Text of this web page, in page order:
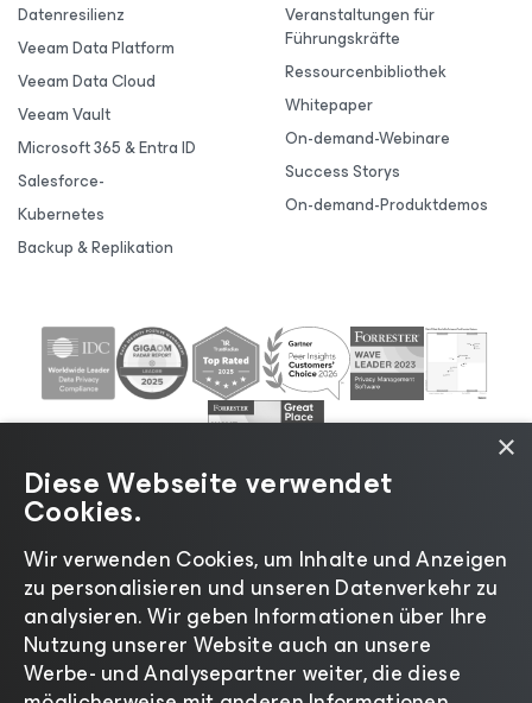
Datenresilienz
Veeam Data Platform
Veeam Data Cloud
Veeam Vault
Microsoft 365 & Entra ID
Salesforce-
Kubernetes
Backup & Replikation
Veranstaltungen für
Führungskräfte
Ressourcenbibliothek
Whitepaper
On-demand-Webinare
Success Storys
On-demand-Produktdemos
©2026 Veeam® Software |Datenschutzrichtlinie|
Cookies|Rechtliches |Lizenzierungsrichtlinie|
Lieferanten-Ressourcen| Impressum
×
Diese Webseite verwendet
Cookies.
Wir verwenden Cookies, um Inhalte und Anzeigen
zu personalisieren und unseren Datenverkehr zu
analysieren. Wir geben Informationen über Ihre
Nutzung unserer Website auch an unsere
Werbe- und Analysepartner weiter, die diese